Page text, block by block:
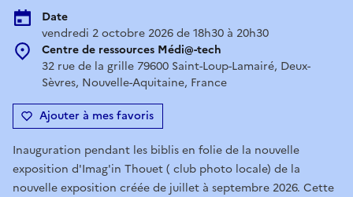
Date
vendredi 2 octobre 2026 de 18h30 à 20h30
Centre de ressources Médi@-tech
32 rue de la grille 79600 Saint-Loup-Lamairé, Deux-
Sèvres, Nouvelle-Aquitaine, France
Ajouter à mes favoris
Inauguration pendant les biblis en folie de la nouvelle
exposition d'Imag'in Thouet ( club photo locale) de la
nouvelle exposition créée de juillet à septembre 2026. Cette